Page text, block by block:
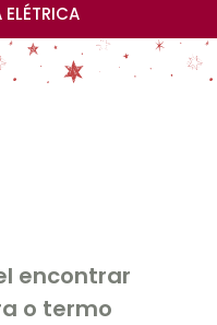
encontrar
o termo